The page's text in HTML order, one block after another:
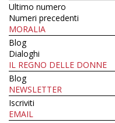
Ultimo numero
Numeri precedenti
MORALIA
Blog
Dialoghi
IL REGNO DELLE DONNE
Blog
NEWSLETTER
Iscriviti
EMAIL